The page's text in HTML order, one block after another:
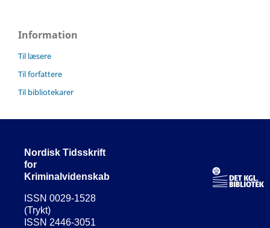
Information
Til læsere
Til forfattere
Til bibliotekarer
Nordisk Tidsskrift
for
Kriminalvidenskab
ISSN 0029-1528
(Trykt)
ISSN 2446-3051